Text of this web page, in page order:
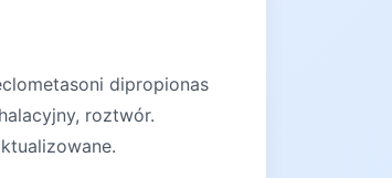
dipropionas
roztwór.